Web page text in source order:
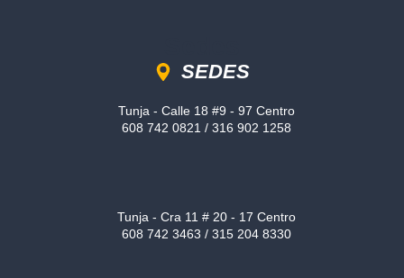
SEDES
Tunja - Calle 18 #9 - 97 Centro
608 742 0821 / 316 902 1258
Tunja - Cra 11 # 20 - 17 Centro
608 742 3463 / 315 204 8330